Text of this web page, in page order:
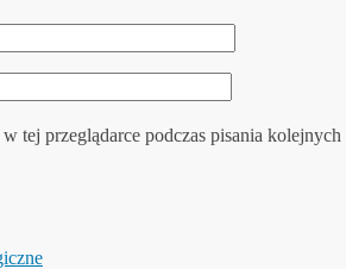
tej przeglądarce podczas pisania kolejnych